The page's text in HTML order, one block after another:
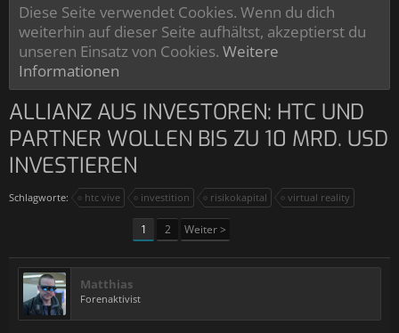
Diese Seite verwendet Cookies. Wenn du dich
weiterhin auf dieser Seite aufhältst, akzeptierst du
unseren Einsatz von Cookies. Weitere
Informationen
ALLIANZ AUS INVESTOREN: HTC UND
PARTNER WOLLEN BIS ZU 10 MRD. USD
INVESTIEREN
Schlagworte: htc vive investition risikokapital virtual reality
1 2 Weiter >
Matthias
Forenaktivist